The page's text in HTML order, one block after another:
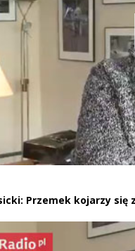
Przemek kojarzy się